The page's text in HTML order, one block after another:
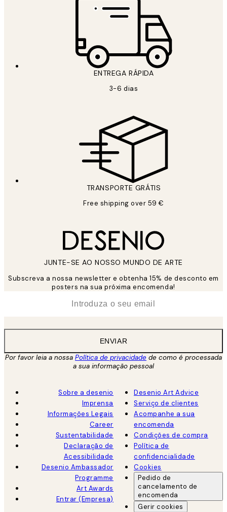
ENTREGA RÁPIDA
3-6 dias
TRANSPORTE GRÁTIS
Free shipping over 59 €
JUNTE-SE AO NOSSO MUNDO DE ARTE
Subscreva a nossa newsletter e obtenha 15% de desconto em
posters na sua próxima encomenda!
ENVIAR
Por favor leia a nossa Política de privacidade de como é processada
a sua informação pessoal
Sobre a desenio
Imprensa
Informações Legais
Career
Sustentabilidade
Declaração de
Acessibilidade
Desenio Ambassador
Programme
Art Awards
Entrar (Empresa)
Desenio Art Advice
Serviço de clientes
Acompanhe a sua
encomenda
Condições de compra
Política de
confidencialidade
Cookies
Pedido de
cancelamento de
encomenda
Gerir cookies